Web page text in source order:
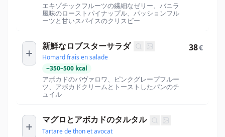
エキゾチックフルーツの繊細なゼリー、バニラ
風味のローストパイナップル、パッションフル
ーツと甘いスパイスのクリスピー
新鮮なロブスターサラダ
Homard frais en salade
~350–500 kcal
アボカドのバヴァロワ、ピンクグレープフルー
ツ、アボカドクリームとトーストしたパンのチ
ュイル
38€
マグロとアボカドのタルタル
Tartare de thon et avocat